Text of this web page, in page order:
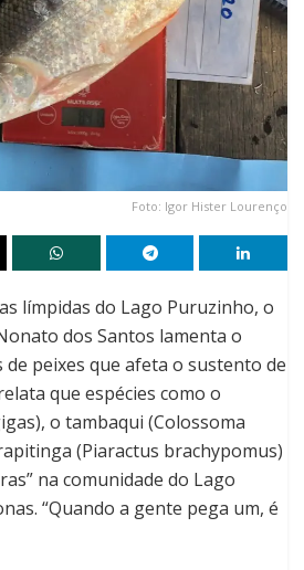
Foto: Igor Hister Lourenço
límpidas do Lago Puruzinho, o
dos Santos lamenta o
peixes que afeta o sustento de
que espécies como o
o tambaqui (Colossoma
(Piaractus brachypomus)
na comunidade do Lago
“Quando a gente pega um, é